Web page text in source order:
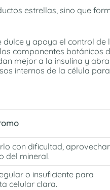
estrellas, sino que
y apoya el control de
componentes botánicos
mejor a la insulina y
internos de la célula
con dificultad,
del mineral.
o insuficiente para
celular clara.